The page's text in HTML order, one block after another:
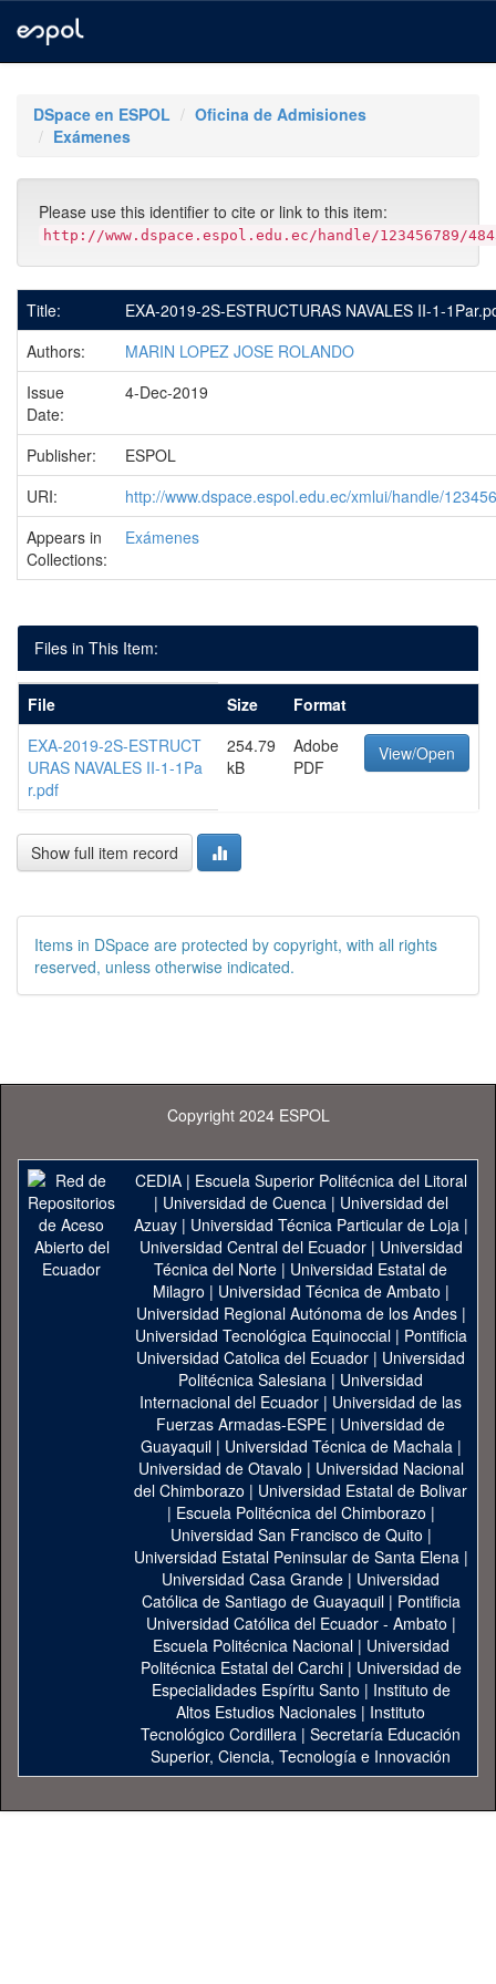
navigationDSpace en ESPOL
Oficina de Admisiones
Exámenes
Please use this identifier to cite or link to this item:
http://www.dspace.espol.edu.ec/handle/123456789/
Title:
EXA-2019-2S-ESTRUCTURAS NAVALES II-1-
Authors:
MARIN LOPEZ JOSE ROLANDO
Issue
Date:
4-Dec-2019
Publisher:
ESPOL
URI:
http://www.dspace.espol.edu.ec/xmlui/handle/
Appears in
Collections:
Exámenes
Files in This Item:
File Size
Format
EXA-2019-2S-ESTRUCT
URAS NAVALES II-1-1Pa
r.pdf
254.79
kB
Adobe
PDF
View/Open
Show full item record
Items in DSpace are protected by copyright, with all rights
reserved, unless otherwise indicated.
Copyright 2024 ESPOL
CEDIA| Escuela Superior Politécnica del Litoral
| Universidad de Cuenca| Universidad del
Azuay| Universidad Técnica Particular de Loja|
Universidad Central del Ecuador| Universidad
Técnica del Norte | Universidad Estatal de
Milagro | Universidad Técnica de Ambato |
Universidad Regional Autónoma de los Andes|
Universidad Tecnológica Equinoccial| Pontificia
Universidad Catolica del Ecuador | Universidad
Politécnica Salesiana | Universidad
Internacional del Ecuador | Universidad de las
Fuerzas Armadas-ESPE | Universidad de
Guayaquil| Universidad Técnica de Machala|
Universidad de Otavalo | Universidad Nacional
del Chimborazo | Universidad Estatal de Bolivar
| Escuela Politécnica del Chimborazo |
Universidad San Francisco de Quito |
Universidad Estatal Peninsular de Santa Elena|
Universidad Casa Grande | Universidad
Católica de Santiago de Guayaquil| Pontificia
Universidad Católica del Ecuador - Ambato |
Escuela Politécnica Nacional| Universidad
Politécnica Estatal del Carchi| Universidad de
Especialidades Espíritu Santo | Instituto de
Altos Estudios Nacionales | Instituto
Tecnológico Cordillera | Secretaría Educación
Superior, Ciencia, Tecnología e Innovación